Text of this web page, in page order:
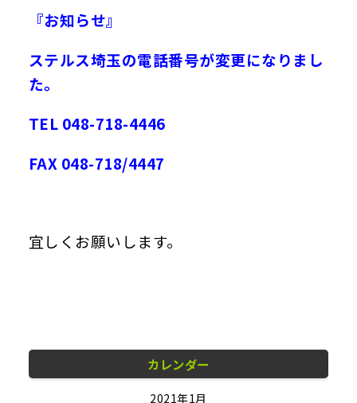
『お知らせ』
ステルス埼玉の電話番号が変更になりまし
た。
TEL 048-718-4446
FAX 048-718/4447
宜しくお願いします。
カレンダー
2021年1月